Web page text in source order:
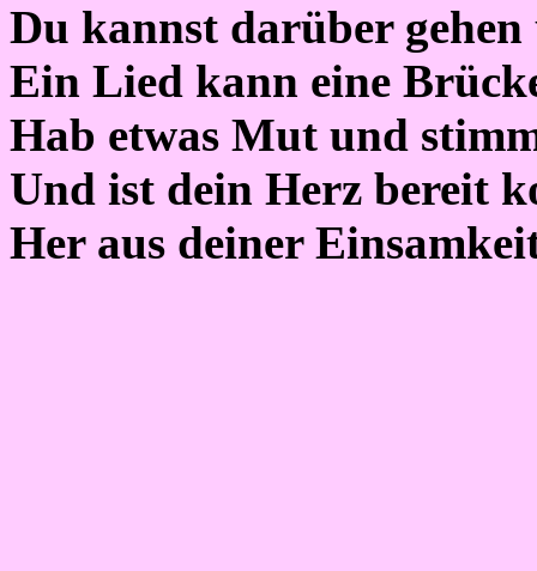
Du kannst darüber gehen
Ein Lied kann eine
Hab etwas Mut und
Und ist dein Herz bereit
Her aus deiner